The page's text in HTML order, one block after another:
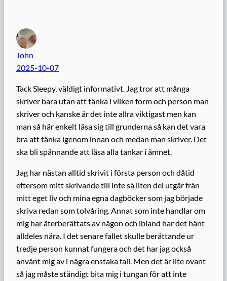
John
2025-10-07
Tack Sleepy, väldigt informativt. Jag tror att många
skriver bara utan att tänka i vilken form och person man
skriver och kanske är det inte allra viktigast men kan
man så här enkelt läsa sig till grunderna så kan det vara
bra att tänka igenom innan och medan man skriver. Det
ska bli spännande att läsa alla tankar i ämnet.
Jag har nästan alltid skrivit i första person och dåtid
eftersom mitt skrivande till inte så liten del utgår från
mitt eget liv och mina egna dagböcker som jag började
skriva redan som tolvåring. Annat som inte handlar om
mig har återberättats av någon och ibland har det hänt
alldeles nära. I det senare fallet skulle berättande ur
tredje person kunnat fungera och det har jag också
använt mig av i några enstaka fall. Men det är lite ovant
så jag måste ständigt bita mig i tungan för att inte